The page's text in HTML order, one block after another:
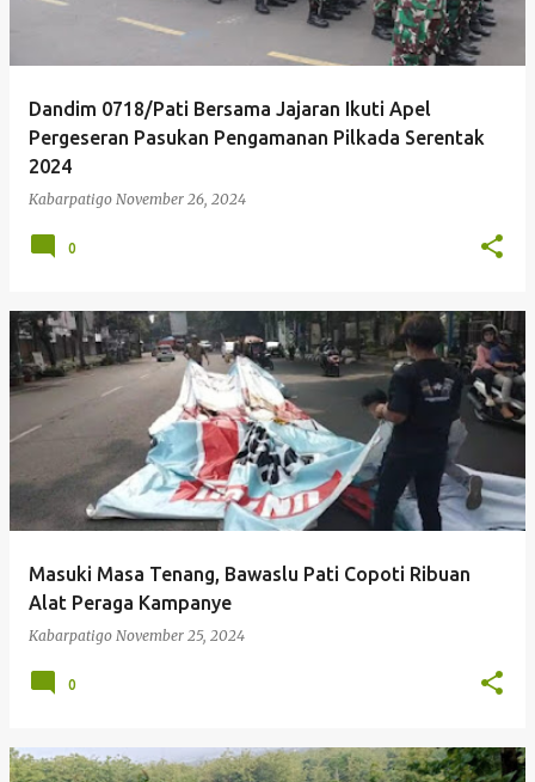
Dandim 0718/Pati Bersama Jajaran Ikuti Apel
Pergeseran Pasukan Pengamanan Pilkada Serentak
2024
Kabarpatigo November 26, 2024
0
Masuki Masa Tenang, Bawaslu Pati Copoti Ribuan
Alat Peraga Kampanye
Kabarpatigo November 25, 2024
0